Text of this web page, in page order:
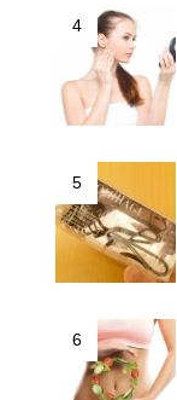
4
5
6